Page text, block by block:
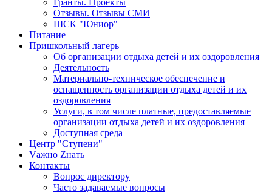
Отзывы. Отзывы СМИ
ШСК "Юниор"
Питание
Пришкольный лагерь
Об организации отдыха детей и их оздоровления
Деятельность
Материально-техническое обеспечение и
оснащенность организации отдыха детей и их
оздоровления
Услуги, в том числе платные, предоставляемые
организации отдыха детей и их оздоровления
Доступная среда
Центр "Ступени"
Vажно Zнать
Контакты
Вопрос директору
Часто задаваемые вопросы